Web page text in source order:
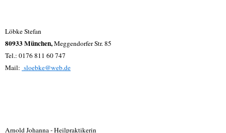
Löbke Stefan
80933 München,Meggendorfer Str. 85
Tel.: 0176 811 60 747
Mail: sloebke@web.de
Arnold Johanna - Heilpraktikerin